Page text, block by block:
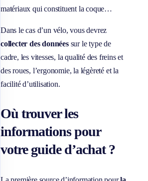
matériaux qui constituent la coque…
Dans le cas d’un vélo, vous devrez
collecter des donnéessur le type de
cadre, les vitesses, la qualité des freins et
des roues, l’ergonomie, la légèreté et la
facilité d’utilisation.
Où trouver les
informations pour
votre guide d’achat ?